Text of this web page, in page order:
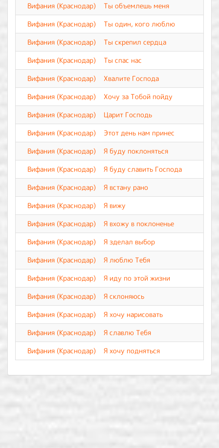
Вифания (Краснодар)
Ты объемлешь меня
Вифания (Краснодар)
Ты один, кого люблю
Вифания (Краснодар)
Ты скрепил сердца
Вифания (Краснодар)
Ты спас нас
Вифания (Краснодар)
Хвалите Господа
Вифания (Краснодар)
Хочу за Тобой пойду
Вифания (Краснодар)
Царит Господь
Вифания (Краснодар)
Этот день нам принес
Вифания (Краснодар)
Я буду поклоняться
Вифания (Краснодар)
Я буду славить Господа
Вифания (Краснодар)
Я встану рано
Вифания (Краснодар)
Я вижу
Вифания (Краснодар)
Я вхожу в поклоненье
Вифания (Краснодар)
Я зделал выбор
Вифания (Краснодар)
Я люблю Тебя
Вифания (Краснодар)
Я иду по этой жизни
Вифания (Краснодар)
Я склоняюсь
Вифания (Краснодар)
Я хочу нарисовать
Вифания (Краснодар)
Я славлю Тебя
Вифания (Краснодар)
Я хочу подняться